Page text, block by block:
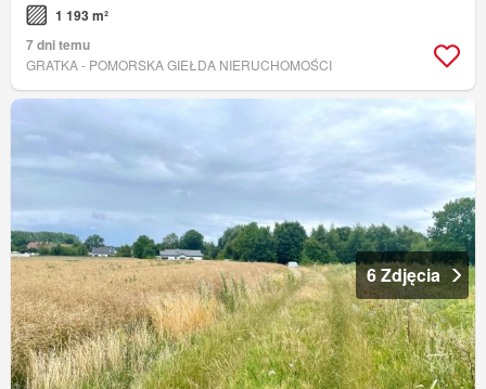
1 193 m²
7 dni temu
GRATKA - POMORSKA GIEŁDA NIERUCHOMOŚCI
6 Zdjęcia